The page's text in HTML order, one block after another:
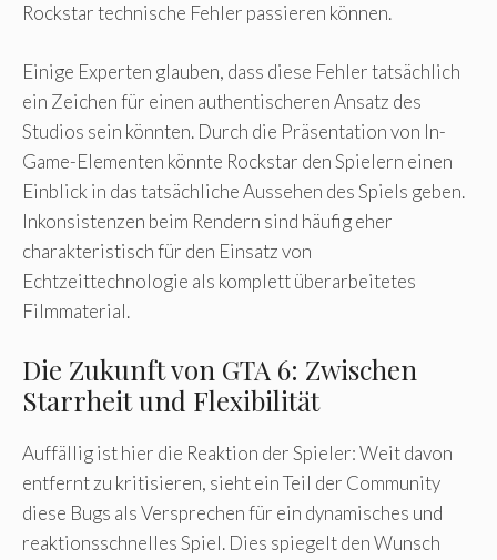
Rockstar technische Fehler passieren können.
Einige Experten glauben, dass diese Fehler tatsächlich
ein Zeichen für einen authentischeren Ansatz des
Studios sein könnten. Durch die Präsentation von In-
Game-Elementen könnte Rockstar den Spielern einen
Einblick in das tatsächliche Aussehen des Spiels geben.
Inkonsistenzen beim Rendern sind häufig eher
charakteristisch für den Einsatz von
Echtzeittechnologie als komplett überarbeitetes
Filmmaterial.
Die Zukunft von GTA 6: Zwischen
Starrheit und Flexibilität
Auffällig ist hier die Reaktion der Spieler: Weit davon
entfernt zu kritisieren, sieht ein Teil der Community
diese Bugs als Versprechen für ein dynamisches und
reaktionsschnelles Spiel. Dies spiegelt den Wunsch